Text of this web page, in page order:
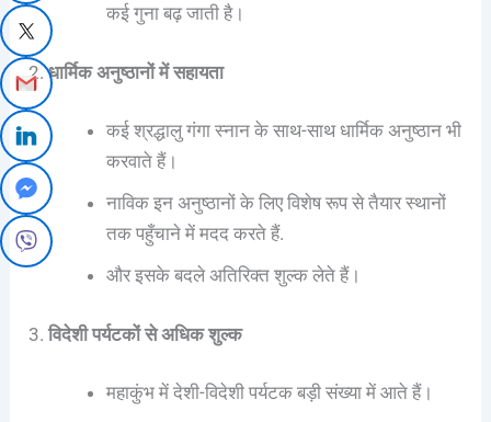
कई गुना बढ़ जाती है।
2.धार्मिक अनुष्ठानों में सहायता
कई श्रद्धालु गंगा स्नान के साथ-साथ धार्मिक अनुष्ठान भी
करवाते हैं।
नाविक इन अनुष्ठानों के लिए विशेष रूप से तैयार स्थानों
तक पहुँचाने में मदद करते हैं.
और इसके बदले अतिरिक्त शुल्क लेते हैं।
3.विदेशी पर्यटकों से अधिक शुल्क
महाकुंभ में देशी-विदेशी पर्यटक बड़ी संख्या में आते हैं।